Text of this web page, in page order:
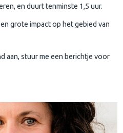
en duurt tenminste 1,5 uur.
grote impact op het gebied van
aan, stuur me een berichtje voor